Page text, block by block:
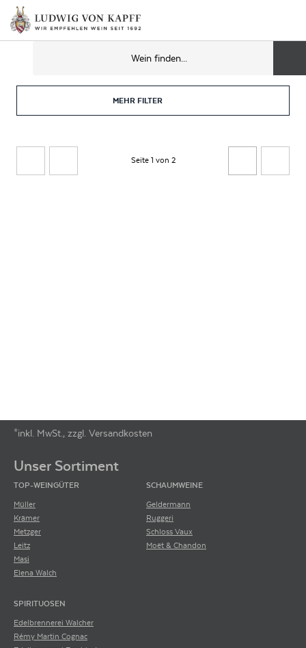
MEHR FILTER
Seite 1 von 2
*inkl. MwSt., zzgl. Versandkosten
Unser Sortiment
TOP-WEINGÜTER
Müller
Krämer
Metzger
Leitz
Masi
Elena Walch
SCHAUMWEINE
Geldermann
Ruggeri
Schloss Vaux
Moët & Chandon
SPIRITUOSEN
Edelbrennerei Walcher
Rémy Martin Cognac